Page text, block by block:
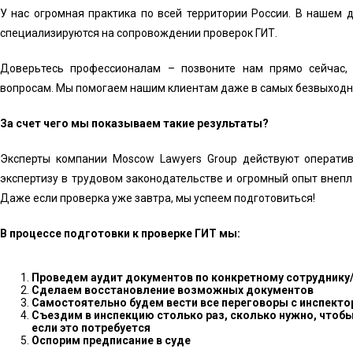
У нас огромная практика по всей территории России. В нашем
специализируются на сопровождении проверок ГИТ.
Доверьтесь профессионалам – позвоните нам прямо
вопросам. Мы помогаем нашим клиентам даже в самых
За счет чего мы показываем такие результаты?
Эксперты компании Moscow Lawyers Group действуют
экспертизу в трудовом законодательстве и огромный опыт
Даже если проверка уже завтра, мы успеем подготовиться!
В процессе подготовки к проверке ГИТ мы:
Проведем аудит документов по конкретному
Сделаем восстановление возможных документов
Самостоятельно будем вести все переговоры с
Съездим в инспекцию столько раз, сколько нужно,
если это потребуется
Оспорим предписание в суде